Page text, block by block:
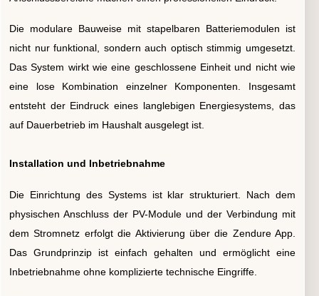
Die modulare Bauweise mit stapelbaren Batteriemodulen ist
nicht nur funktional, sondern auch optisch stimmig umgesetzt.
Das System wirkt wie eine geschlossene Einheit und nicht wie
eine lose Kombination einzelner Komponenten. Insgesamt
entsteht der Eindruck eines langlebigen Energiesystems, das
auf Dauerbetrieb im Haushalt ausgelegt ist.
Installation und Inbetriebnahme
Die Einrichtung des Systems ist klar strukturiert. Nach dem
physischen Anschluss der PV-Module und der Verbindung mit
dem Stromnetz erfolgt die Aktivierung über die Zendure App.
Das Grundprinzip ist einfach gehalten und ermöglicht eine
Inbetriebnahme ohne komplizierte technische Eingriffe.